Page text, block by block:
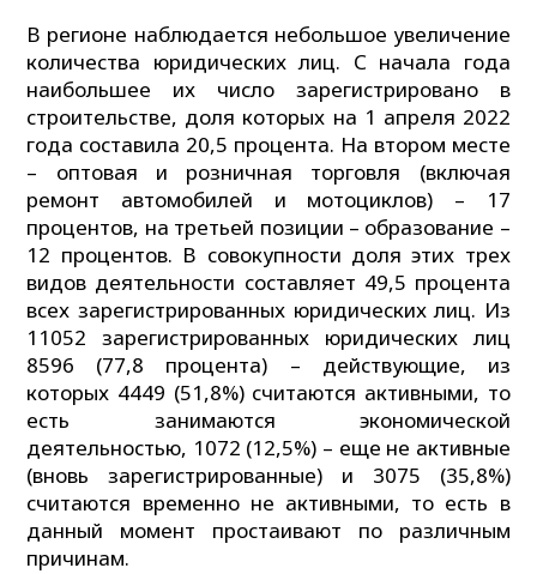
В регионе наблюдается небольшое увеличение
количества юридических лиц. С начала года
наибольшее их число зарегистрировано в
строительстве, доля которых на 1 апреля 2022
года составила 20,5 процента. На втором месте
– оптовая и розничная торговля (включая
ремонт автомобилей и мотоциклов) – 17
процентов, на третьей позиции – образование –
12 процентов. В совокупности доля этих трех
видов деятельности составляет 49,5 процента
всех зарегистрированных юридических лиц. Из
11052 зарегистрированных юридических лиц
8596 (77,8 процента) – действующие, из
которых 4449 (51,8%) считаются активными, то
есть занимаются экономической
деятельностью, 1072 (12,5%) – еще не активные
(вновь зарегистрированные) и 3075 (35,8%)
считаются временно не активными, то есть в
данный момент простаивают по различным
причинам.